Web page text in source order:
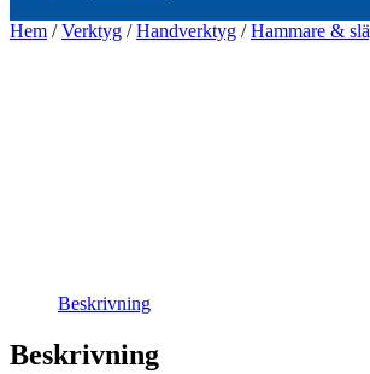
Hem /Verktyg /Handverktyg /Hammare &
Beskrivning
Beskrivning